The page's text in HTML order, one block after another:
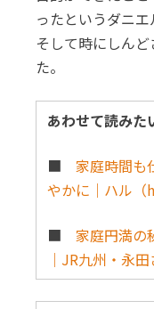
ったというダニエ
そして時にしん
た。
あわせて読みた
■家庭時間も
やかに｜ハル（
■家庭円満の
｜JR九州・永